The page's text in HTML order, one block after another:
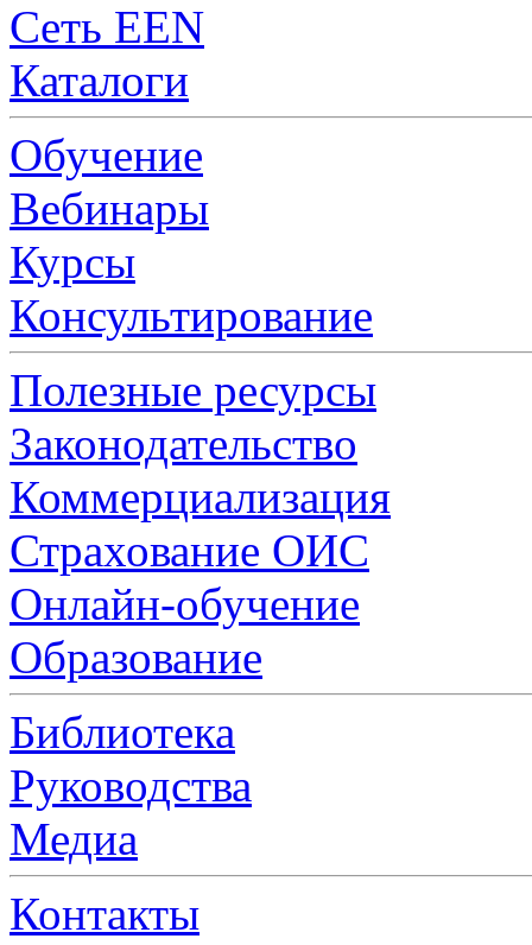
Сеть EEN
Каталоги
Обучение
Вебинары
Курсы
Консультирование
Полезные ресурсы
Законодательство
Коммерциализация
Страхование ОИС
Онлайн-обучение
Образование
Библиотека
Руководства
Медиа
Контакты